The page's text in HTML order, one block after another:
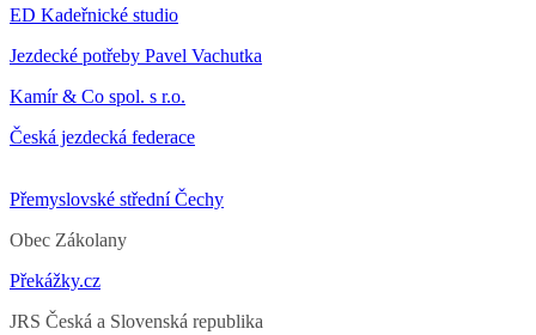
ED Kadeřnické studio
Jezdecké potřeby Pavel Vachutka
Kamír & Co spol. s r.o.
Česká jezdecká federace
Přemyslovské střední Čechy
Obec Zákolany
Překážky.cz
JRS Česká a Slovenská republika